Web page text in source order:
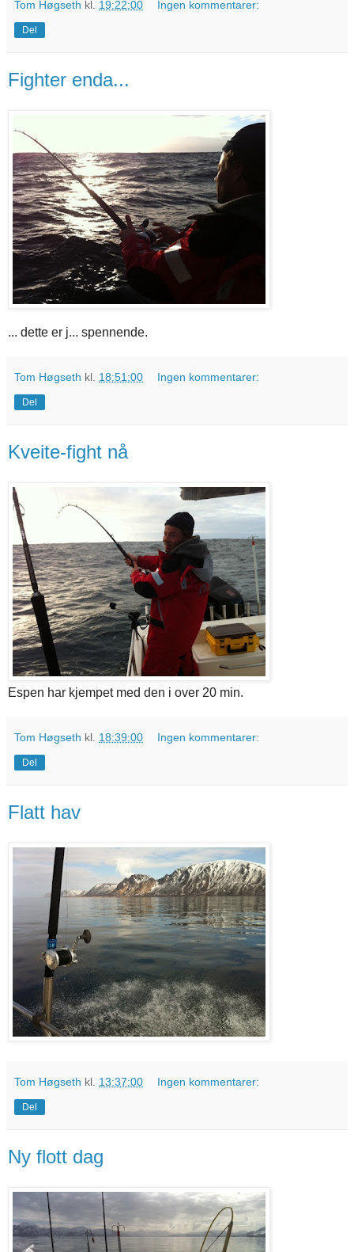
Tom Høgseth kl. 19:22:00 Ingen kommentarer:
Del
Fighter enda...
... dette er j... spennende.
Tom Høgseth kl. 18:51:00 Ingen kommentarer:
Del
Kveite-fight nå
Espen har kjempet med den i over 20 min.
Tom Høgseth kl. 18:39:00 Ingen kommentarer:
Del
Flatt hav
Tom Høgseth kl. 13:37:00 Ingen kommentarer:
Del
Ny flott dag